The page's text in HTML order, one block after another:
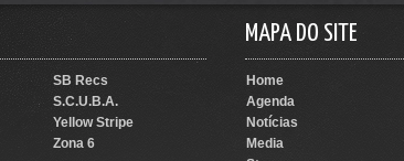
SB Recs
S.C.U.B.A.
Yellow Stripe
Zona 6
MAPA DO SITE
Home
Agenda
Notícias
Media